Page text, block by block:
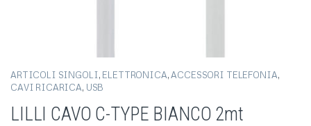
ARTICOLI SINGOLI, ELETTRONICA,ACCESSORI TELEFONIA,
CAVI RICARICA, USB
LILLI CAVO C-TYPE BIANCO 2mt